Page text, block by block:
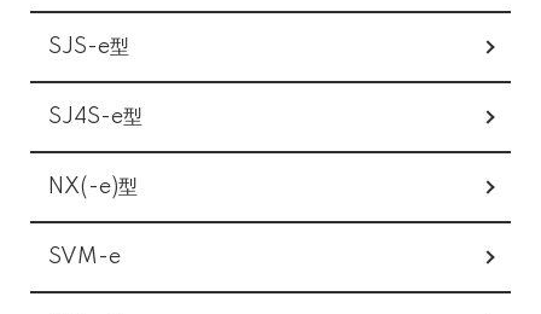
SJS-e型
SJ4S-e型
NX(-e)型
SVM-e